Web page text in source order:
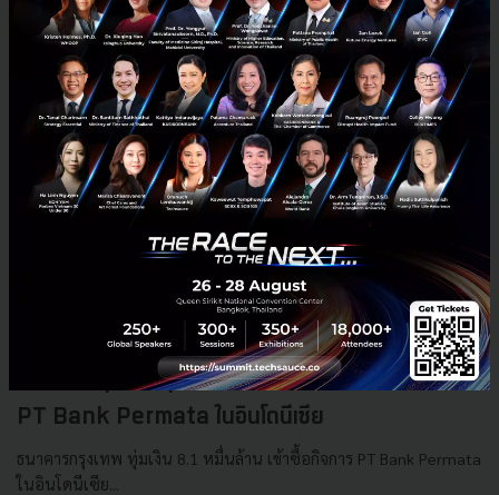
ธนาคารกรุงเทพ ทุ่มเงิน 8.1 หมื่นล้าน เข้าซื้อกิจการ
PT Bank Permata ในอินโดนีเซีย
ธนาคารกรุงเทพ ทุ่มเงิน 8.1 หมื่นล้าน เข้าซื้อกิจการ PT Bank Permata
ในอินโดนีเซีย...